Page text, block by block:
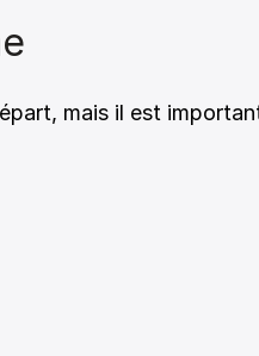
mais il est